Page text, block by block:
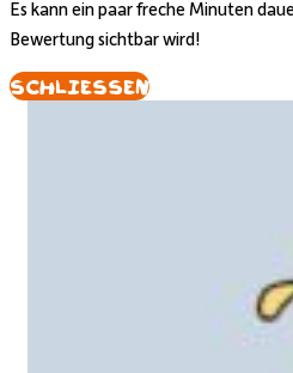
Es kann ein paar freche Minuten
Bewertung sichtbar wird!
Schliessen